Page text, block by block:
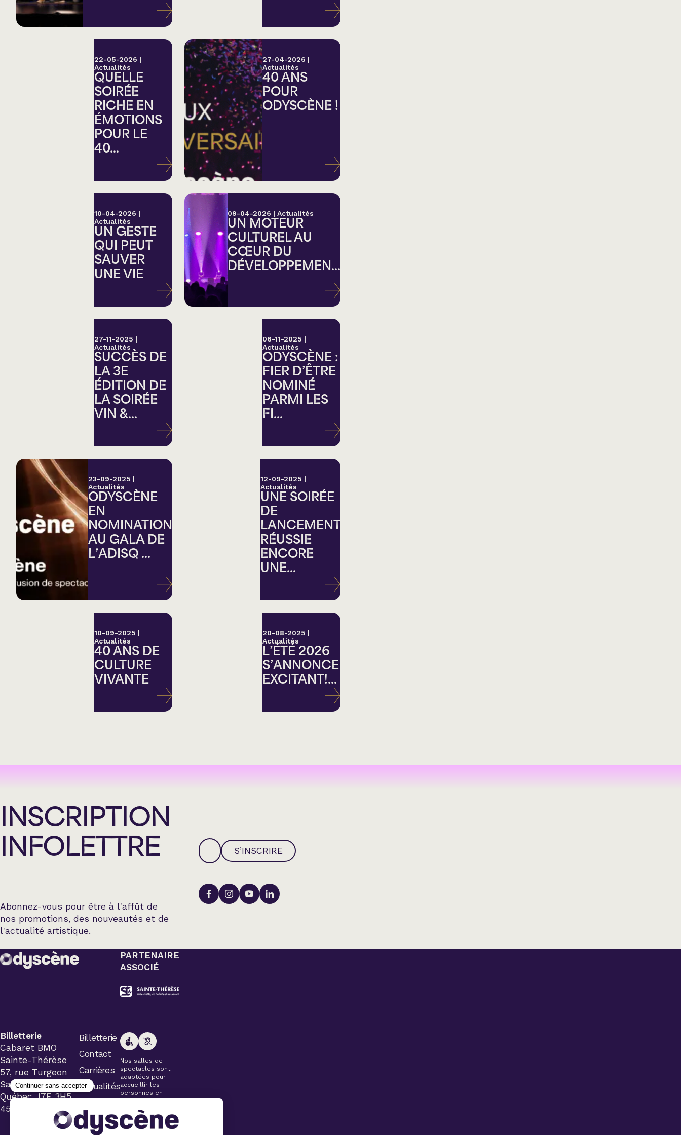
Hommage
Théâtre
Saison estivale
Apéro et perfo
Musique (Blues, folk,
traditionnelle)
Country
Famille
Spectacles en location
22-05-2026 |
Actualités
QUELLE
SOIRÉE
RICHE EN
ÉMOTIONS
POUR LE
40...
27-04-2026 |
Actualités
40 ANS
POUR
ODYSCÈNE !
10-04-2026 |
Actualités
UN GESTE
QUI PEUT
SAUVER
UNE VIE
09-04-2026 | Actualités
UN MOTEUR
CULTUREL AU
CŒUR DU
DÉVELOPPEMEN...
27-11-2025 |
Actualités
SUCCÈS DE
LA 3E
ÉDITION DE
LA SOIRÉE
VIN &...
06-11-2025 |
Actualités
ODYSCÈNE :
FIER D’ÊTRE
NOMINÉ
PARMI LES
FI...
23-09-2025 |
Actualités
ODYSCÈNE
EN
NOMINATION
AU GALA DE
L’ADISQ ...
12-09-2025 |
Actualités
UNE SOIRÉE
DE
LANCEMENT
RÉUSSIE
ENCORE
UNE...
10-09-2025 |
Actualités
40 ANS DE
CULTURE
VIVANTE
20-08-2025 |
Actualités
L’ÉTÉ 2026
S’ANNONCE
EXCITANT!...
INSCRIPTION
INFOLETTRE
Abonnez-vous pour être à l'affût de
nos promotions, des nouveautés et de
l'actualité artistique.
S’INSCRIRE
Billetterie
Cabaret BMO
Sainte-Thérèse
57, rue Turgeon
Sainte-Thérèse
Québec J7E 3H5
450 434-4006
Billetterie
Contact
Carrières
Actualités
PARTENAIRE
ASSOCIÉ
Nos salles de
spectacles sont
adaptées pour
accueillir les
personnes en
Veuillez
simplement aviser
le préposé à la